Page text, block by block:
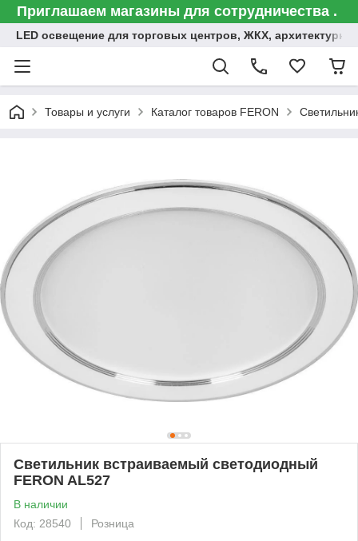
Приглашаем магазины для сотрудничества .
LED освещение для торговых центров, ЖКХ,
Товары и услуги Каталог товаров FERON
Светильник встраиваемый светодиодный
FERON AL527
В наличии
Код: 28540
Розница